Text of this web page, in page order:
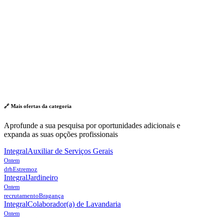
🔗 Mais ofertas da categoria
Aprofunde a sua pesquisa por oportunidades adicionais e
expanda as suas opções profissionais
IntegralAuxiliar de Serviços Gerais
Ontem
drhEstremoz
IntegralJardineiro
Ontem
recrutamentoBragança
IntegralColaborador(a) de Lavandaria
Ontem